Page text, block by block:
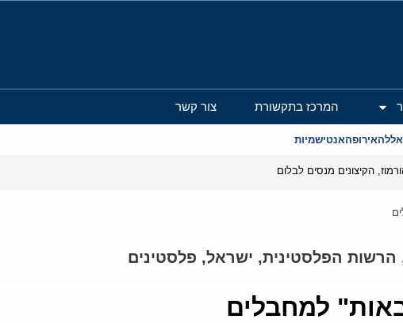
המרכז בתקשורת צור קשר
אירופהאנטישמיות
הקיצונים מנסים לבלום
הרשות הפלסטינית, ישראל, פלסטינים
למחבלים